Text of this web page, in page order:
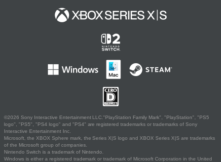
©2026 Sony Interactive Entertainment LLC."PlayStation Family Mark", "PlayStation", "PS5
logo", "PS5", "PS4 logo" and "PS4" are registered trademarks or trademarks of Sony
Interactive Entertainment Inc.
Microsoft, the XBOX Sphere mark, the Series X|S logo and XBOX Series X|S are trademarks
of the Microsoft group of companies.
Nintendo Switch is a trademark of Nintendo.
Windows is either a registered trademark or trademark of Microsoft Corporation in the United